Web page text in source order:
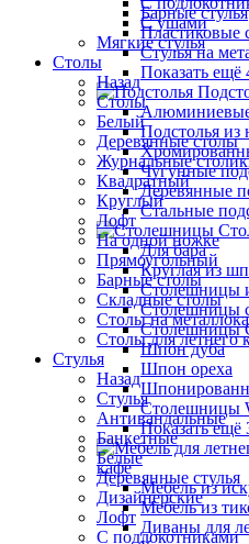
Барные стулья
Пластиковые
Стулья на
Показать ещё
Алюминиевые
Подстолья из
Чугунные
Деревянные
Стальные
Для бара
Круглая из
Столешницы
Столешницы
Столешницы
Шпон дуба
Шпон ореха
Столешницы
Показать ещё
кафе
Мебель из
Мебель из
Диваны для
С ушами
Мягкие стулья
Столы
Назад
Столы
Белый
Деревянные столы
Журнальные
Квадратный
Круглый
Лофт
На одной ножке
Прямоугольный
Барные столы
Складные столы
Столы на
Столы для летнего
Стулья
Назад
Стулья
Антивандальные
Банкетные
Белые
Деревянные стулья
Дизайнерские
Лофт
С подлокотниками